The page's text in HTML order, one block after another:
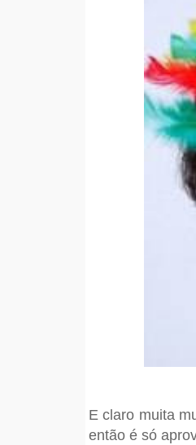
E claro muita
então é só